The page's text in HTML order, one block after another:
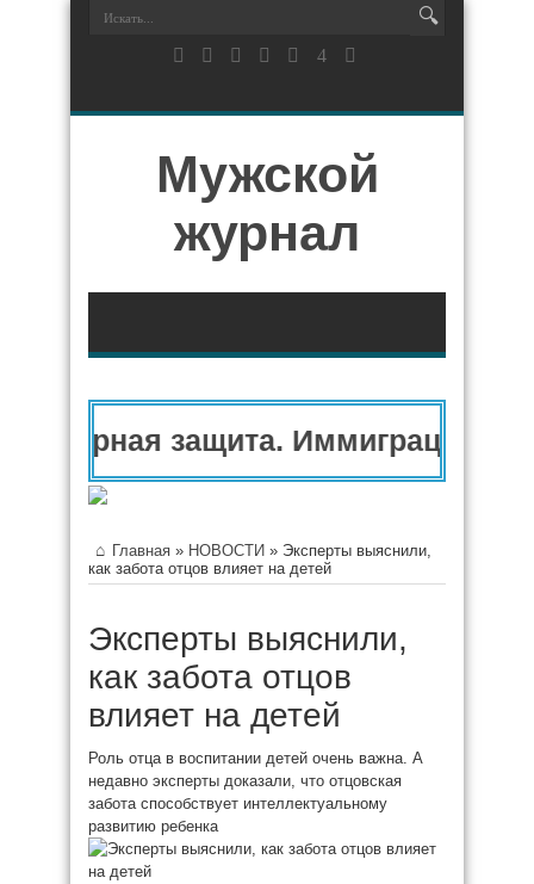
Мужской
журнал
защита.
Главная » НОВОСТИ » Эксперты выяснили,
как забота отцов влияет на детей
Эксперты выяснили,
как забота отцов
влияет на детей
Роль отца в воспитании детей очень важна. А
недавно эксперты доказали, что отцовская
забота способствует интеллектуальному
развитию ребенка